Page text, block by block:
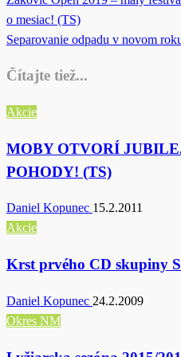
navigation
Post
o mesiac! (TS)
Next
Separovanie odpadu v novom
Čítajte tiež...
Akcie
MOBY OTVORÍ
POHODY! (TS)
Daniel Kopunec 15.2.2011
Akcie
Krst prvého CD skupiny
Daniel Kopunec 24.2.2009
Okres NM